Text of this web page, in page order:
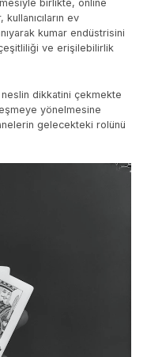
birlikte, online
ev
kumar endüstrisini
ve erişilebilirlik
dikkatini çekmekte
yönelmesine
gelecekteki rolünü